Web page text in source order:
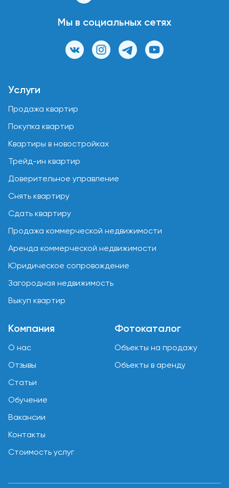
Мы в социальных сетях
Услуги
Продажа квартир
Покупка квартир
Квартиры в новостройках
Трейд-ин квартир
Доверительное управление
Снять квартиру
Сдать квартиру
Продажа коммерческой недвижимости
Аренда коммерческой недвижимости
Юридическое сопровождение
Загородная недвижимость
Выкуп квартир
Компания
О нас
Отзывы
Статьи
Обучение
Вакансии
Контакты
Стоимость услуг
Фотокаталог
Объекты на продажу
Объекты в аренду